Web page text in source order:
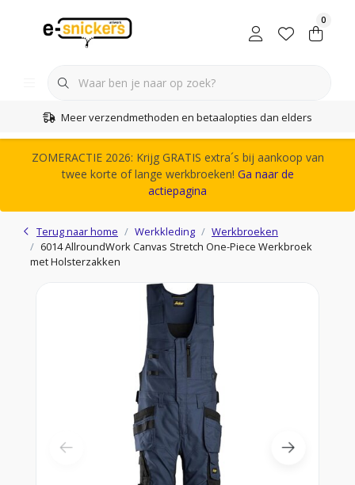
0
Meer verzendmethoden en betaalopties dan elders
ZOMERACTIE 2026: Krijg GRATIS extra´s bij aankoop van
twee korte of lange werkbroeken! Ga naar de
actiepagina
Terug naar home Werkkleding
Werkbroeken
6014 AllroundWork Canvas Stretch One-Piece Werkbroek
met Holsterzakken